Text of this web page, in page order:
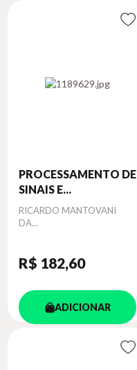
PROCESSAMENTO DE
SINAIS E...
Autor
RICARDO MANTOVANI
DA...
R$ 182,60
ADICIONAR